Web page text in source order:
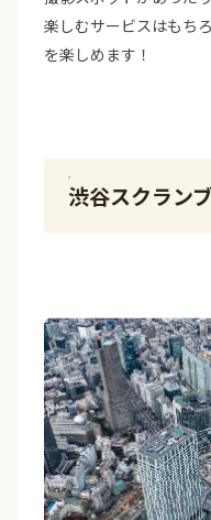
楽しむサービスはもち
を楽しめます！
渋谷スクラン